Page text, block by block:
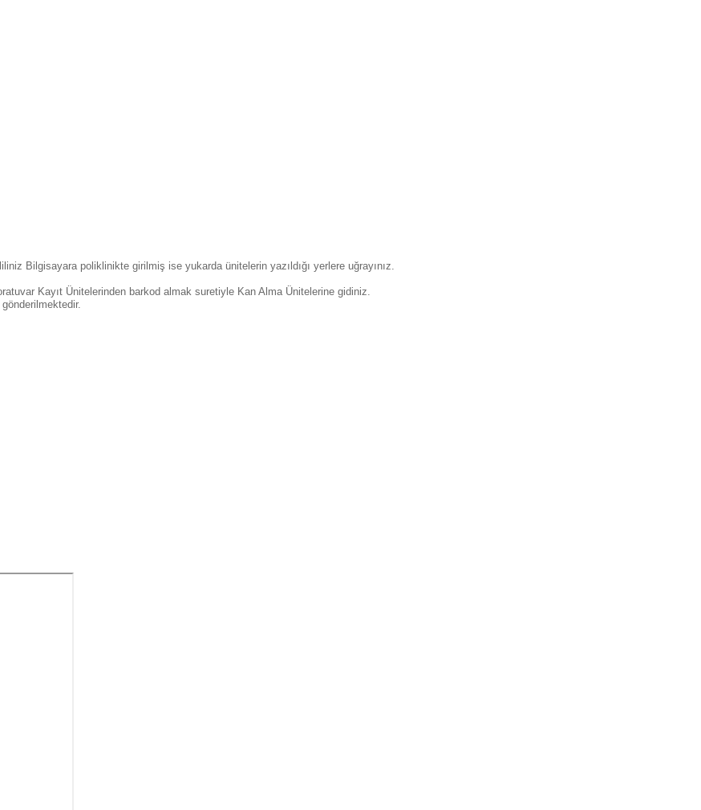
Bilgisayara poliklinikte girilmiş ise yukarda ünitelerin yazıldığı yerlere uğrayınız.
Kayıt Ünitelerinden barkod almak suretiyle Kan Alma Ünitelerine gidiniz.